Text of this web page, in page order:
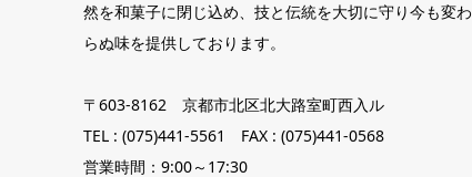
然を和菓子に閉じ込め、技と伝統を大切に守り今も変わ
らぬ味を提供しております。
〒603-8162 京都市北区北大路室町西入ル
TEL : (075)441-5561 FAX : (075)441-0568
営業時間：9:00～17:30